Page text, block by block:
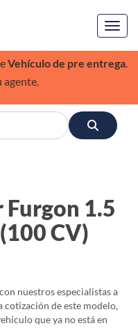
Vehículo de pre entrega.
agente.
1.5
CV)
nuestros especialistas a
de este modelo,
que ya no está en